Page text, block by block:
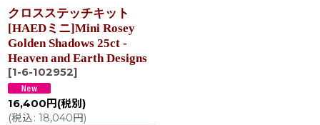
クロスステッチキット
[HAEDミニ]Mini Rosey
Golden Shadows 25ct -
Heaven and Earth Designs
[1-6-102952]
16,400 円 (税別)
(税込: 18,040円)